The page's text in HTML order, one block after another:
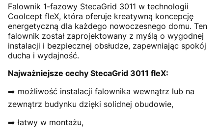
Falownik 1-fazowy StecaGrid 3011 w technologii
Coolcept fleX, która oferuje kreatywną koncepcję
energetyczną dla każdego nowoczesnego domu. Ten
falownik został zaprojektowany z myślą o wygodnej
instalacji i bezpiecznej obsłudze, zapewniając spokój
ducha i wydajność.
Najważniejsze cechy StecaGrid 3011 fleX:
➡️ możliwość instalacji falownika wewnątrz lub na
zewnątrz budynku dzięki solidnej obudowie,
➡️ łatwy w montażu,